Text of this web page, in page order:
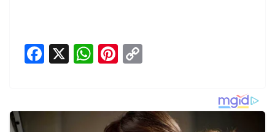
F
b
X W
s
Pi
e y